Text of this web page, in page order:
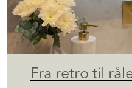
Fra retro til